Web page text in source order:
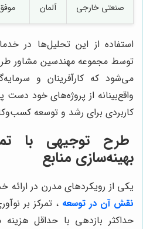
صنعتی خارجی آلمان
استفاده از این تحلیل‌ها در
توسط مجموعه مهندسین مشاور
می‌شود که کارآفرینان و
واقع‌بینانه از پروژه‌های خود دست
کاربردی برای رشد و توسعه
طرح توجیهی با
بهینه‌سازی منابع
یکی از رویکردهای مدرن در ارائه
نقش آن در توسعه ، تمرکز بر
حداکثر بازدهی با حداقل